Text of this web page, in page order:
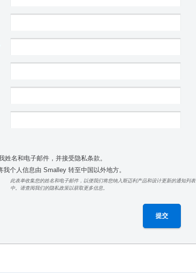
姓名和电子邮件，并接受隐私条款。
个人信息由 Smalley 转至中国以外地方。
此表单收集您的姓名和电子邮件，以便我们将您纳入斯迈利产品和设计更新的通知列表
中。请查阅我们的隐私政策以获取更多信息。